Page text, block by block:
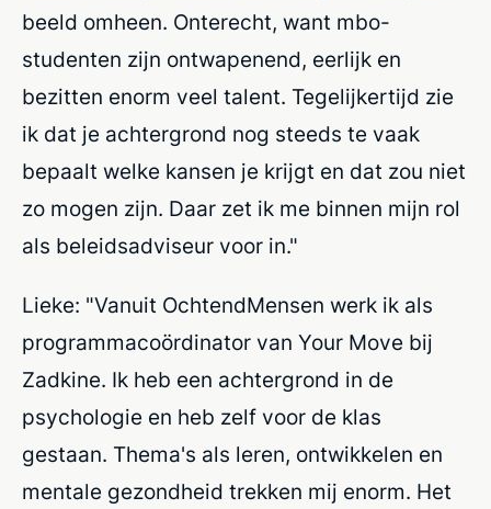
beeld omheen. Onterecht, want mbo-
studenten zijn ontwapenend, eerlijk en
bezitten enorm veel talent. Tegelijkertijd zie
ik dat je achtergrond nog steeds te vaak
bepaalt welke kansen je krijgt en dat zou niet
zo mogen zijn. Daar zet ik me binnen mijn rol
als beleidsadviseur voor in."
Lieke: "Vanuit OchtendMensen werk ik als
programmacoördinator van Your Move bij
Zadkine. Ik heb een achtergrond in de
psychologie en heb zelf voor de klas
gestaan. Thema's als leren, ontwikkelen en
mentale gezondheid trekken mij enorm. Het